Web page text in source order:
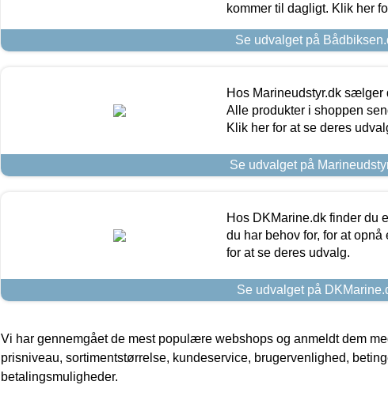
kommer til dagligt. Klik her
Se udvalget på
Hos Marineudstyr.dk sælger
Alle produkter i shoppen
Klik her for at se deres
Se udvalget på
Hos DKMarine.dk finder du
du har behov for, for at
for at se deres udvalg.
Se udvalget på
Vi har gennemgået de mest populære webshops og anmeldt dem
prisniveau, sortimentstørrelse, kundeservice, brugervenlighed,
betalingsmuligheder.